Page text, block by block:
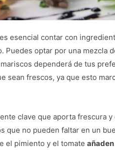
esencial contar con
Puedes optar por una mezcla
dependerá de tus
sean frescos, ya que esto
clave que aporta frescura
no pueden faltar en un
el pimiento y el tomate